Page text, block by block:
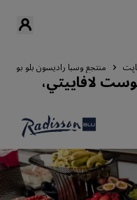
منتجع وسبا راديسون بلو
لافاييتي،